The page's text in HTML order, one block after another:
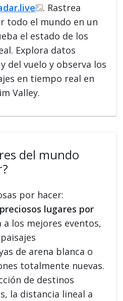
. Rastrea
todo el mundo en un
el estado de los
Explora datos
del vuelo y observa los
en tiempo real en
Valley.
del mundo
por hacer:
lugares por
a los mejores eventos,
de arena blanca o
totalmente nuevas.
de destinos
la distancia lineal a